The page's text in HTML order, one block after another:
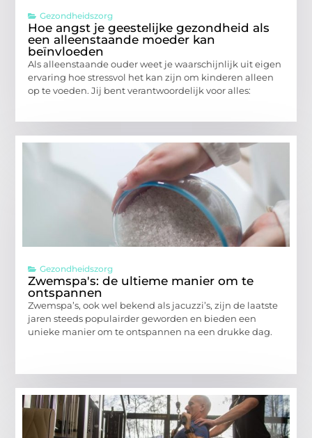
Gezondheidszorg
Hoe angst je geestelijke gezondheid als
een alleenstaande moeder kan
beïnvloeden
Als alleenstaande ouder weet je waarschijnlijk uit eigen
ervaring hoe stressvol het kan zijn om kinderen alleen
op te voeden. Jij bent verantwoordelijk voor alles:
Gezondheidszorg
Zwemspa's: de ultieme manier om te
ontspannen
Zwemspa’s, ook wel bekend als jacuzzi’s, zijn de laatste
jaren steeds populairder geworden en bieden een
unieke manier om te ontspannen na een drukke dag.